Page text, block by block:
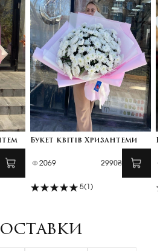
Букет квітів Хризантеми
2069 2990₴
5(1)